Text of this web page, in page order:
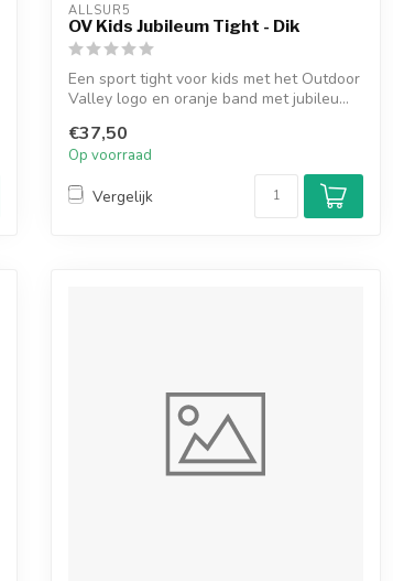
ALLSUR5
OV Kids Jubileum Tight - Dik
Een sport tight voor kids met het Outdoor
Valley logo en oranje band met jubileu...
€37,50
Op voorraad
Vergelijk